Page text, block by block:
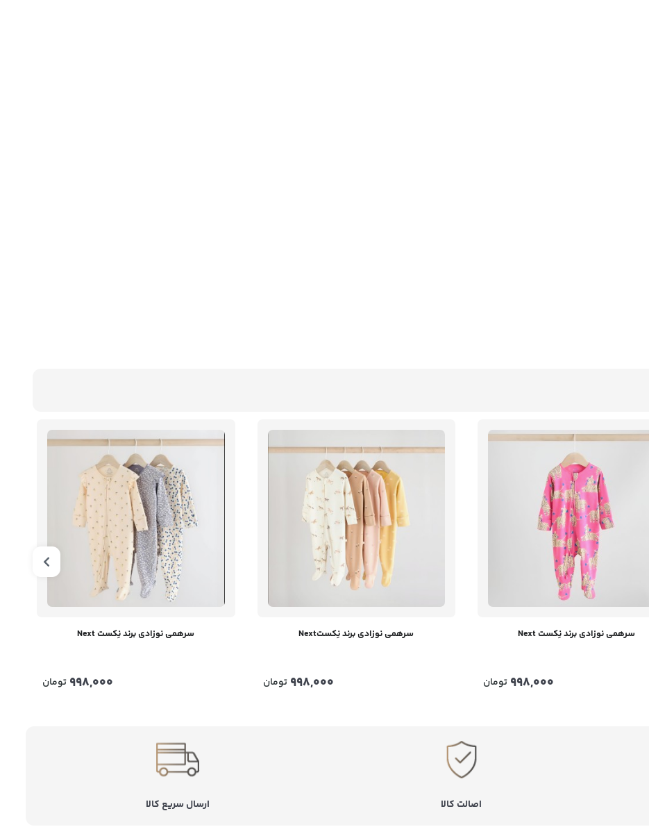
سرهمی نوزادی برند نِکست Next
998,000 تومان
سرهمی نوزادی برند نِکستNext
998,000 تومان
سرهمی نوزادی برند نِکست Next
998,000 تومان
اصالت کالا ارسال سریع کالا